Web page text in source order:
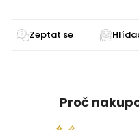
Zeptat se
Proč